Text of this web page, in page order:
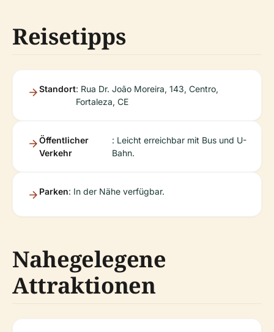
Reisetipps
Standort: Rua Dr. João Moreira, 143, Centro,
Fortaleza, CE
Öffentlicher
Verkehr
: Leicht erreichbar mit Bus und U-
Bahn.
Parken: In der Nähe verfügbar.
Nahegelegene
Attraktionen